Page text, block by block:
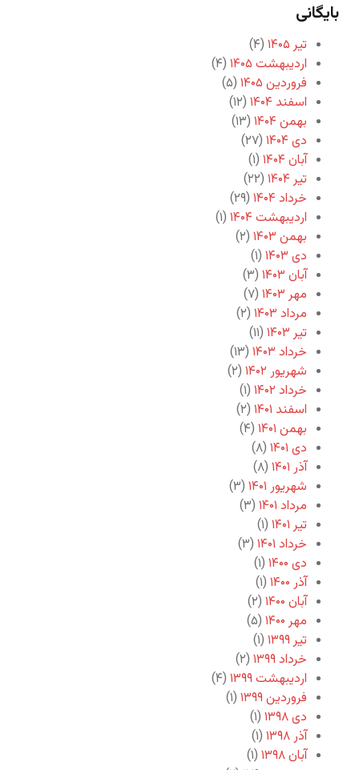
بایگانی
تیر ۱۴۰۵
(۴)
اردیبهشت ۱۴۰۵
(۴)
فروردین ۱۴۰۵
(۵)
اسفند ۱۴۰۴
(۱۲)
بهمن ۱۴۰۴
(۱۳)
دی ۱۴۰۴
(۲۷)
آبان ۱۴۰۴
(۱)
تیر ۱۴۰۴
(۲۲)
خرداد ۱۴۰۴
(۲۹)
اردیبهشت ۱۴۰۴
(۱)
بهمن ۱۴۰۳
(۲)
دی ۱۴۰۳
(۱)
آبان ۱۴۰۳
(۳)
مهر ۱۴۰۳
(۷)
مرداد ۱۴۰۳
(۲)
تیر ۱۴۰۳
(۱۱)
خرداد ۱۴۰۳
(۱۳)
شهریور ۱۴۰۲
(۲)
خرداد ۱۴۰۲
(۱)
اسفند ۱۴۰۱
(۲)
بهمن ۱۴۰۱
(۴)
دی ۱۴۰۱
(۸)
آذر ۱۴۰۱
(۸)
شهریور ۱۴۰۱
(۳)
مرداد ۱۴۰۱
(۳)
تیر ۱۴۰۱
(۱)
خرداد ۱۴۰۱
(۳)
دی ۱۴۰۰
(۱)
آذر ۱۴۰۰
(۱)
آبان ۱۴۰۰
(۲)
مهر ۱۴۰۰
(۵)
تیر ۱۳۹۹
(۱)
خرداد ۱۳۹۹
(۲)
اردیبهشت ۱۳۹۹
(۴)
فروردین ۱۳۹۹
(۱)
دی ۱۳۹۸
(۱)
آذر ۱۳۹۸
(۱)
آبان ۱۳۹۸
(۱)